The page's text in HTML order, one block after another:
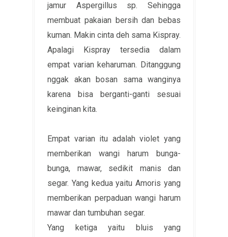
jamur Aspergillus sp. Sehingga
membuat pakaian bersih dan bebas
kuman. Makin cinta deh sama Kispray.
Apalagi Kispray tersedia dalam
empat varian keharuman. Ditanggung
nggak akan bosan sama wanginya
karena bisa berganti-ganti sesuai
keinginan kita.
Empat varian itu adalah violet yang
memberikan wangi harum bunga-
bunga, mawar, sedikit manis dan
segar. Yang kedua yaitu Amoris yang
memberikan perpaduan wangi harum
mawar dan tumbuhan segar.
Yang ketiga yaitu bluis yang